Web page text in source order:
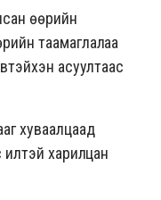
өөрийн
таамаглалаа
асуултаас
хуваалцаад
харилцан